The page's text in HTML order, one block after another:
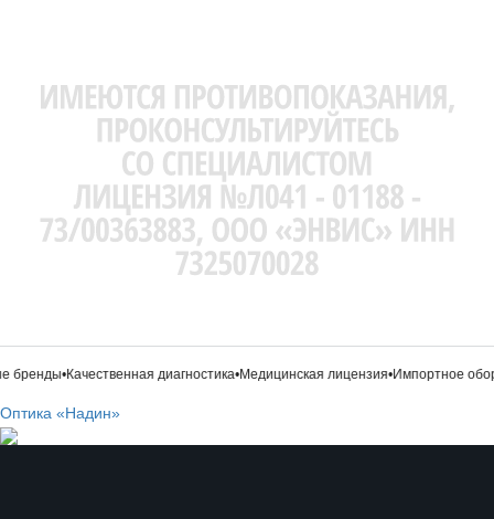
бренды•Качественная диагностика•Медицинская лицензия•Импортное
Оптика «Надин»